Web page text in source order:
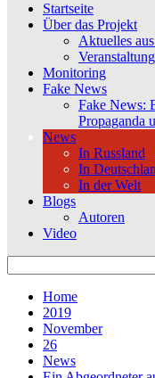
Startseite
Über das Projekt
Aktuelles
Monitoring
Fake News
Fake News:
Propaganda
News
In Russland
In
In der Welt
Blogs
Autoren
Video
for:
Home
2019
November
26
News